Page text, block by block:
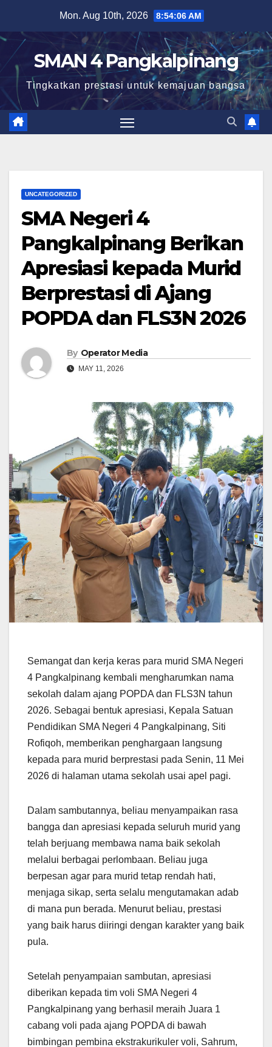
content
Mon. Aug 10th, 2026 8:54:07 AM
SMAN 4 Pangkalpinang
Tingkatkan prestasi untuk kemajuan bangsa
UNCATEGORIZED
SMA Negeri 4
Pangkalpinang Berikan
Apresiasi kepada Murid
Berprestasi di Ajang
POPDA dan FLS3N 2026
By Operator Media
MAY 11, 2026
Semangat dan kerja keras para murid SMA Negeri
4 Pangkalpinang kembali mengharumkan nama
sekolah dalam ajang POPDA dan FLS3N tahun
2026. Sebagai bentuk apresiasi, Kepala Satuan
Pendidikan SMA Negeri 4 Pangkalpinang, Siti
Rofiqoh, memberikan penghargaan langsung
kepada para murid berprestasi pada Senin, 11 Mei
2026 di halaman utama sekolah usai apel pagi.
Dalam sambutannya, beliau menyampaikan rasa
bangga dan apresiasi kepada seluruh murid yang
telah berjuang membawa nama baik sekolah
melalui berbagai perlombaan. Beliau juga
berpesan agar para murid tetap rendah hati,
menjaga sikap, serta selalu mengutamakan adab
di mana pun berada. Menurut beliau, prestasi
yang baik harus diiringi dengan karakter yang baik
pula.
Setelah penyampaian sambutan, apresiasi
diberikan kepada tim voli SMA Negeri 4
Pangkalpinang yang berhasil meraih Juara 1
cabang voli pada ajang POPDA di bawah
bimbingan pembina ekstrakurikuler voli, Sahrum,